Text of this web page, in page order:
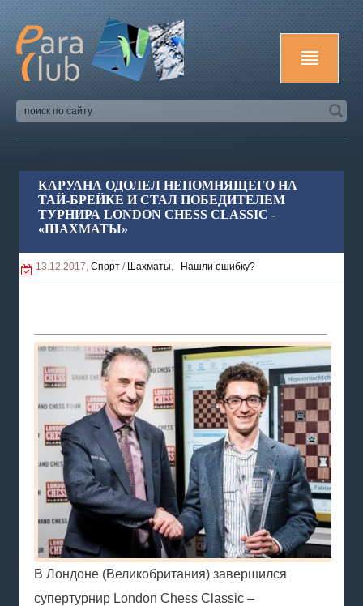
КАРУАНА ОДОЛЕЛ НЕПОМНЯЩЕГО НА
ТАЙ-БРЕЙКЕ И СТАЛ ПОБЕДИТЕЛЕМ
ТУРНИРА LONDON CHESS CLASSIC -
«ШАХМАТЫ»
13.12.2017, Спорт / Шахматы, Нашли ошибку?
В Лондоне (Великобритания) завершился
супертурнир London Chess Classic –